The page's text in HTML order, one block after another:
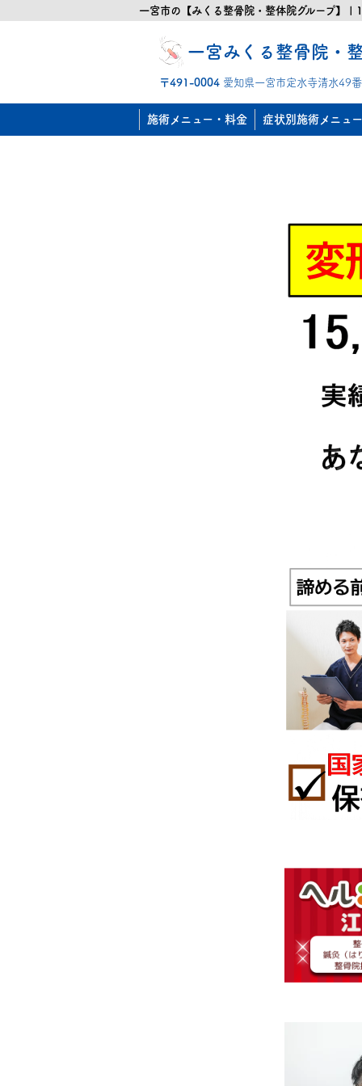
一宮市の【みくる整骨院・整体院グループ】 |
一宮みくる整骨院・
〒491-0004 愛知県一宮市定水寺清水49
施術メニュー・料金 症状別施術メニュー